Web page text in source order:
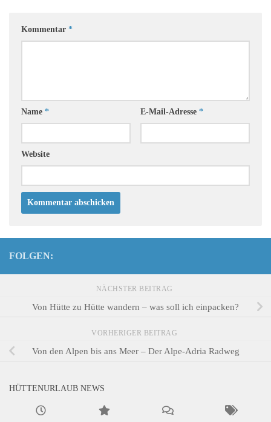
Kommentar *
Name * E-Mail-Adresse *
Website
FOLGEN:
NÄCHSTER BEITRAG
Von Hütte zu Hütte wandern – was soll ich einpacken?
VORHERIGER BEITRAG
Von den Alpen bis ans Meer – Der Alpe-Adria Radweg
HÜTTENURLAUB NEWS